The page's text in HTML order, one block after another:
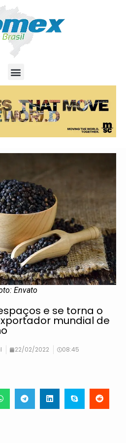
Envato
e se torna o
mundial de
22/02/2022 08:45